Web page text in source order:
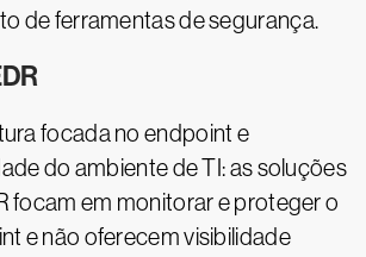
de ferramentas de segurança.
focada no endpoint e
do ambiente de TI: as soluções
focam em monitorar e proteger o
e não oferecem visibilidade